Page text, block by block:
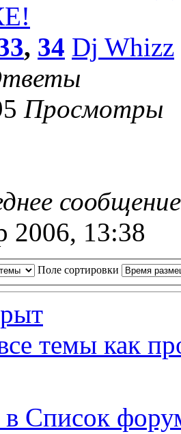
, 34 Dj Whizz
Просмотры
2006, 13:38
Поле сортировки
темы как
в Список